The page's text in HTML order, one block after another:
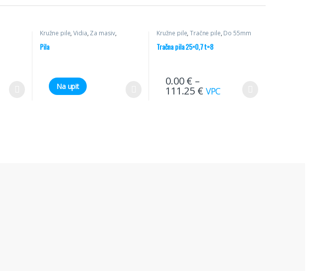
Kružne pile,Vidia, Za masiv,
Univerzalne
Pila
Na upit
Kružne pile,Tračne pile, Do 55mm
Tračna pila 25×0,7 t=8
0.00€ –
111.25 € VPC